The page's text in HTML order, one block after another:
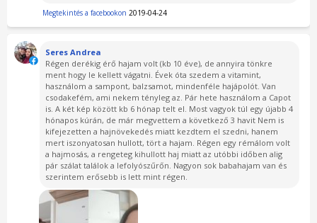
Megtekintés a facebookon 2019-04-24
Seres Andrea
Régen derékig érő hajam volt (kb 10 éve), de annyira tönkre
ment hogy le kellett vágatni. Évek óta szedem a vitamint,
használom a sampont, balzsamot, mindenféle hajápolót. Van
csodakefém, ami nekem tényleg az. Pár hete használom a Capot
is. A két kép között kb 6 hónap telt el. Most vagyok túl egy újabb 4
hónapos kúrán, de már megvettem a következő 3 havit Nem is
kifejezetten a hajnövekedés miatt kezdtem el szedni, hanem
mert iszonyatosan hullott, tört a hajam. Régen egy rémálom volt
a hajmosás, a rengeteg kihullott haj miatt az utóbbi időben alig
pár szálat találok a lefolyószűrőn. Nagyon sok babahajam van és
szerintem erősebb is lett mint régen.